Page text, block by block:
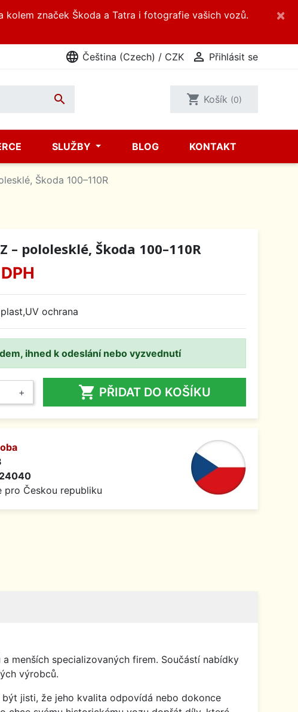
značek Škoda a Tatra i fotografie vašich vozů.
×
language Čeština (Czech) / CZK  Přihlásit se
 shopping_cart Košík (0)
SLUŽBY BLOG KONTAKT
Škoda 100–110R
– pololesklé, Škoda 100–110R
ochrana
ihned k odeslání nebo vyzvednutí
+  PŘIDAT DO KOŠÍKU
pro Českou republiku
menších specializovaných firem. Součástí nabídky
výrobců.
jisti, že jeho kvalita odpovídá nebo dokonce